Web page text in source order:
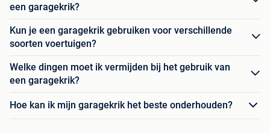
een garagekrik?
Kun je een garagekrik gebruiken voor verschillende
soorten voertuigen?
Welke dingen moet ik vermijden bij het gebruik van
een garagekrik?
Hoe kan ik mijn garagekrik het beste onderhouden?